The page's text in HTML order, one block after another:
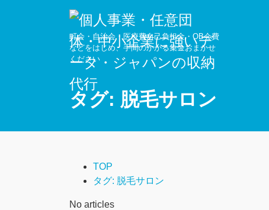
町会・自治会・医療費自己負担金・OB会費
などをはじめ、手間のかかる集金おまかせ
ください
タグ: 脱毛サロン
TOP
タグ: 脱毛サロン
No articles